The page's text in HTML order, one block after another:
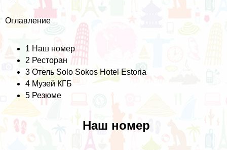
Оглавление
1 Наш номер
2 Ресторан
3 Отель Solo Sokos Hotel Estoria
4 Музей КГБ
5 Резюме
Наш номер